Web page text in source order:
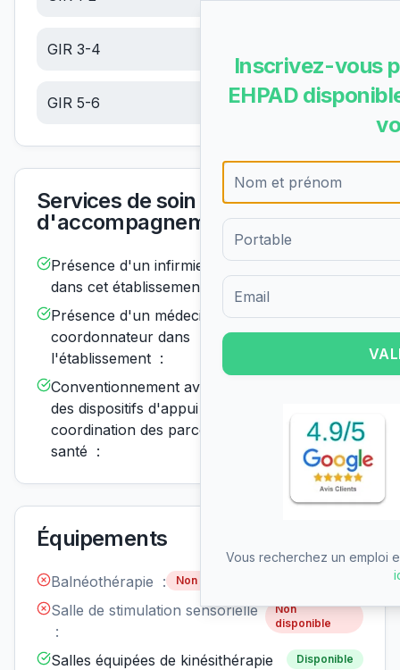
GIR 3-4
GIR 5-6 5.99€/jour
Services de soin et
d'accompagnement
Présence d'un infirmier de nuit
dans cet établissement :
Disponible
Présence d'un médecin
coordonnateur dans
l'établissement :
Conventionnement avec un ou
des dispositifs d'appui à la
coordination des parcours de
santé :
Équipements
Balnéothérapie : Non disponible
Salle de stimulation sensorielle
:
Non
disponible
Salles équipées de kinésithérapie
Disponible
Inscrivez-vous
EHPAD
Formulaire d'inscription pour
Vous recherchez un emploi